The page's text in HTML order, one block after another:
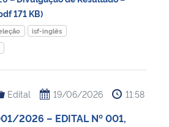
Regional
171 KB)
isf-inglês
Edital 19/06/2026 11:58
2026 – EDITAL Nº 001,